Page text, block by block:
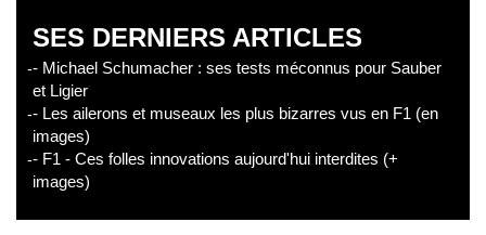
SES DERNIERS ARTICLES
- Michael Schumacher : ses tests méconnus pour Sauber
et Ligier
- Les ailerons et museaux les plus bizarres vus en F1 (en
images)
- F1 - Ces folles innovations aujourd'hui interdites (+
images)